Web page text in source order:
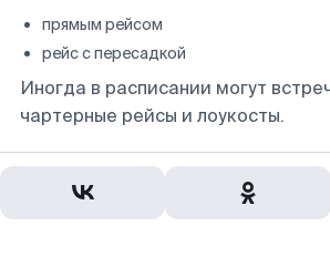
прямым рейсом
рейс с пересадкой
Иногда в расписании могут
чартерные рейсы и лоукосты.